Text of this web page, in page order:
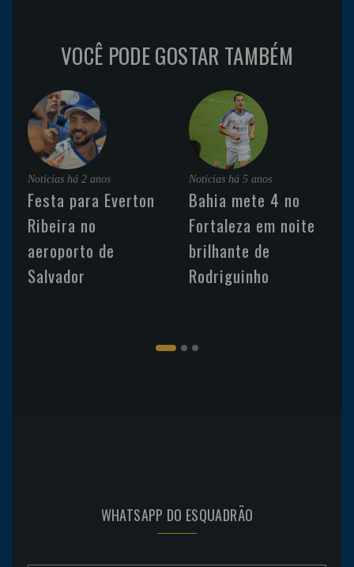
VOCÊ PODE GOSTAR TAMBÉM
Noticias há 2 anos
Festa para Everton
Ribeira no
aeroporto de
Salvador
Noticias há 5 anos
Bahia mete 4 no
Fortaleza em noite
brilhante de
Rodriguinho
WHATSAPP DO ESQUADRÃO